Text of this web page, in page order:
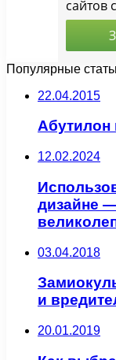
Популярные
22.04.2015
Абутилон
12.02.2024
дизайне
03.04.2018
и
20.01.2019